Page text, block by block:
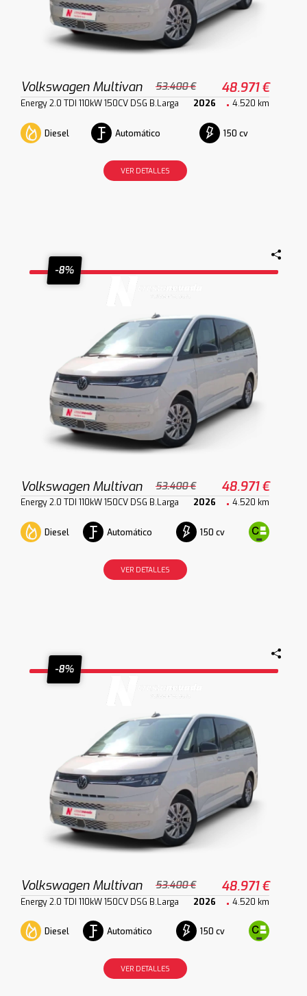
Volkswagen Multivan 53.400 € 48.971 €
Energy 2.0 TDI 110kW 150CV DSG B.Larga 2026 4.520 km
Diesel Automático 150 cv
VER DETALLES
-8%
Volkswagen Multivan 53.400 € 48.971 €
Energy 2.0 TDI 110kW 150CV DSG B.Larga 2026 4.520 km
Diesel Automático 150 cv
VER DETALLES
-8%
Volkswagen Multivan 53.400 € 48.971 €
Energy 2.0 TDI 110kW 150CV DSG B.Larga 2026 4.520 km
Diesel Automático 150 cv
VER DETALLES